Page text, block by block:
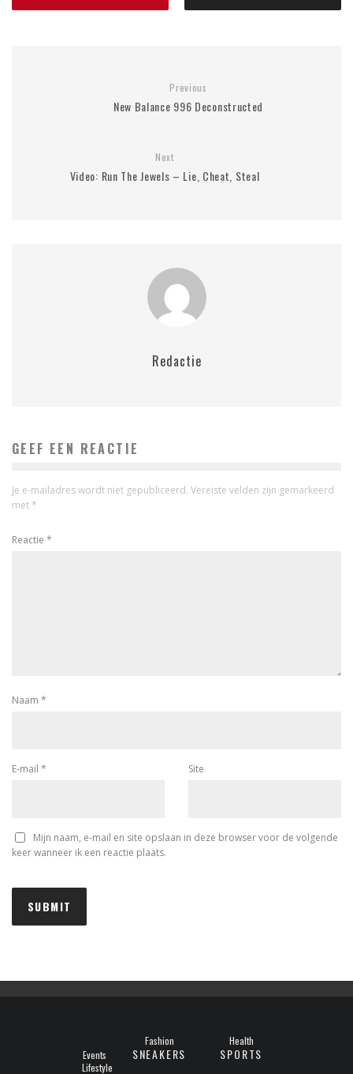
Previous
New Balance 996 Deconstructed
Next
Video: Run The Jewels – Lie, Cheat, Steal
Redactie
GEEF EEN REACTIE
Je e-mailadres wordt niet gepubliceerd. Vereiste velden zijn gemarkeerd
met *
Reactie *
Naam *
E-mail * Site
Mijn naam, e-mail en site opslaan in deze browser voor de volgende
keer wanneer ik een reactie plaats.
Events
Fashion
SNEAKERS
Health
SPORTS
Lifestyle